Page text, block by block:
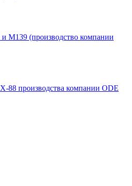
М139 (производство компании
88 производства компании ODE